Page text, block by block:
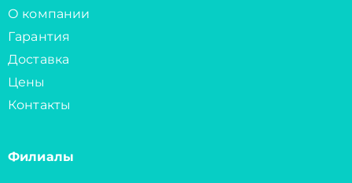
О компании
Гарантия
Доставка
Цены
Контакты
Филиалы